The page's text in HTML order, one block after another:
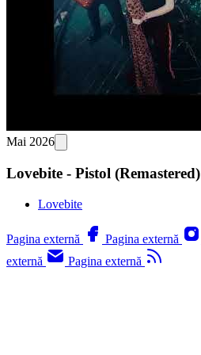
Mai 2026
Lovebite - Pistol (Remastered)
Lovebite
Pagina externă Pagina externă
externă
Pagina externă